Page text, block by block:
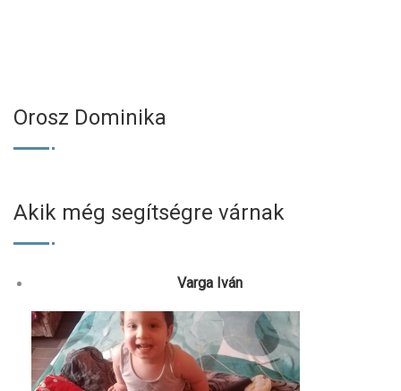
Orosz Dominika
Akik még segítségre várnak
Varga Iván